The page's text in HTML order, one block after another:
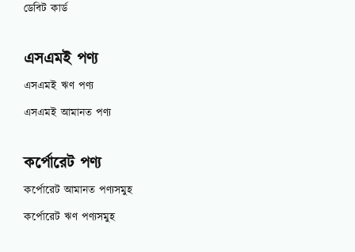
ডেবিট কার্ড
এসএমই পণ্য
এসএমই ঋণ পণ্য
এসএমই আমানত পণ্য
কর্পোরেট পণ্য
কর্পোরেট আমানত পণ্যসমুহ
কর্পোরেট ঋণ পণ্যসমুহ